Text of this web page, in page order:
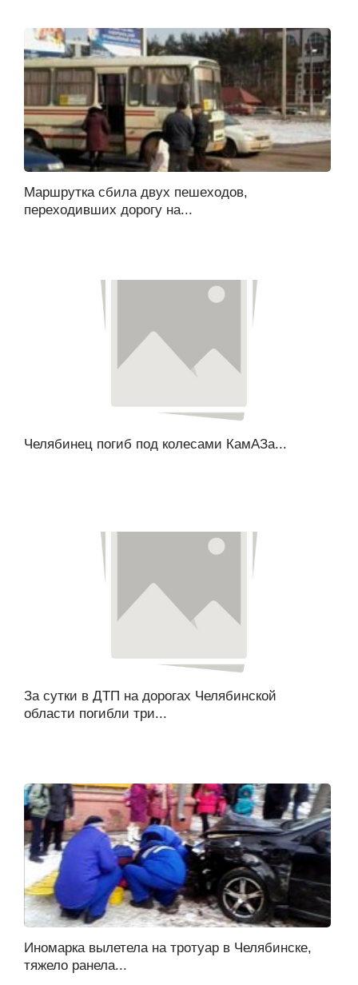
Маршрутка сбила двух пешеходов,
переходивших дорогу на...
Челябинец погиб под колесами КамАЗа...
За сутки в ДТП на дорогах Челябинской
области погибли три...
Иномарка вылетела на тротуар в Челябинске,
тяжело ранела...